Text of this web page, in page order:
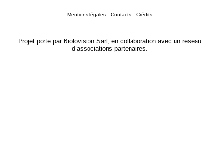
Mentions légales Contacts Crédits
Projet porté par Biolovision Sàrl, en collaboration avec un réseau
d’associations partenaires.